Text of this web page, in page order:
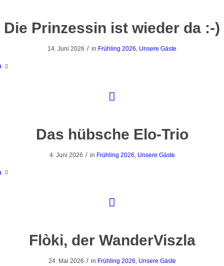
Die Prinzessin ist wieder da :-)
14. Juni 2026 / in Frühling 2026, Unsere Gäste
Das hübsche Elo-Trio
4. Juni 2026 / in Frühling 2026 Unsere Gäste
Flòki, der WanderViszla
24. Mai 2026 / in Frühling 2026, Unsere Gäste